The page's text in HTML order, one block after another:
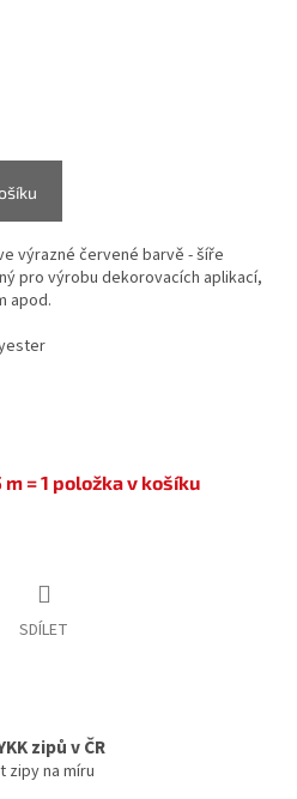
výrazné červené barvě - šíře
pro výrobu dekorovacích aplikací,
apod.
= 1 položka v košíku
SDÍLET
zipů v ČR
zipy na míru